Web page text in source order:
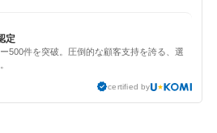
定
500件を突破。圧倒的な顧客支持を誇る、選
certified by